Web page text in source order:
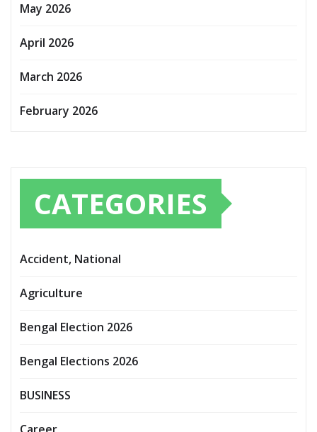
May 2026
April 2026
March 2026
February 2026
CATEGORIES
Accident, National
Agriculture
Bengal Election 2026
Bengal Elections 2026
BUSINESS